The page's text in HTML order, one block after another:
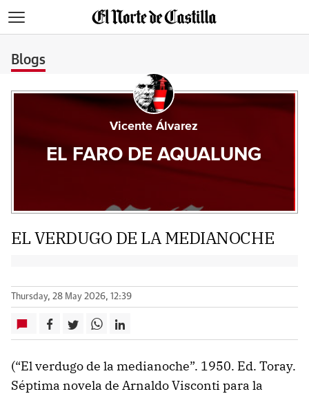
Blogs
Vicente Álvarez
EL FARO DE AQUALUNG
EL VERDUGO DE LA MEDIANOCHE
Thursday, 28 May 2026, 12:39
(“El verdugo de la medianoche”. 1950. Ed. Toray.
Séptima novela de Arnaldo Visconti para la